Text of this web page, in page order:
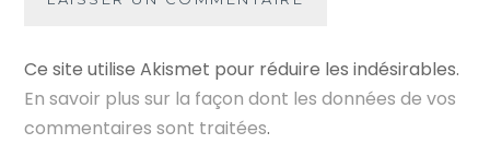
Ce site utilise Akismet pour réduire les indésirables.
En savoir plus sur la façon dont les données de vos
commentaires sont traitées.